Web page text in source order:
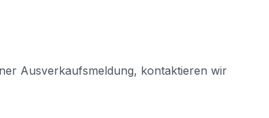
Ausverkaufsmeldung, kontaktieren wir